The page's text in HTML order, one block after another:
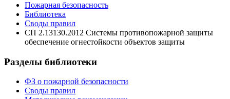
Пожарная безопасность
Библиотека
Своды правил
СП 2.13130.2012 Системы противопожарной защиты
обеспечение огнестойкости объектов защиты
Разделы библиотеки
ФЗ о пожарной безопасности
Своды правил